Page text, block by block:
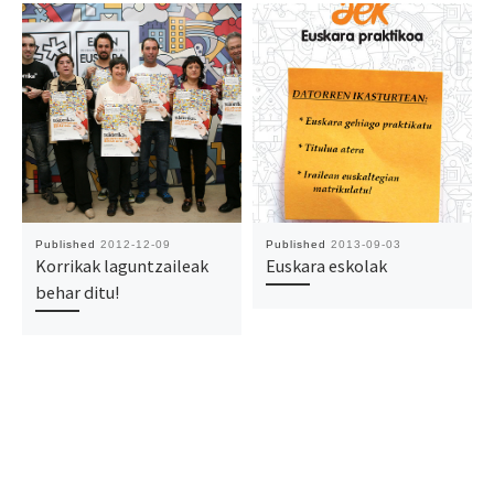
Published 2012-12-09
Korrikak laguntzaileak
behar ditu!
Published 2013-09-03
Euskara eskolak